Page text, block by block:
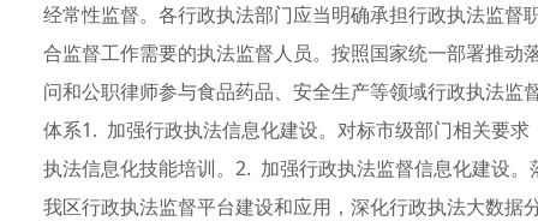
经常性监督。各行政执法部门应当明确承担行政执法监
合监督工作需要的执法监督人员。按照国家统一部署推
问和公职律师参与食品药品、安全生产等领域行政执法
体系1. 加强行政执法信息化建设。对标市级部门相关要
执法信息化技能培训。2. 加强行政执法监督信息化建设
我区行政执法监督平台建设和应用，深化行政执法大数